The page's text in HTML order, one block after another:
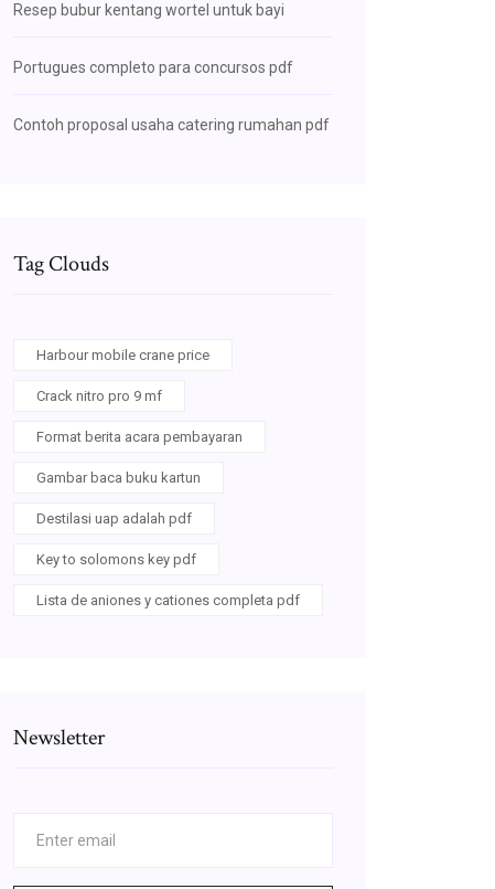
Resep bubur kentang wortel untuk bayi
Portugues completo para concursos pdf
Contoh proposal usaha catering rumahan pdf
Tag Clouds
Harbour mobile crane price
Crack nitro pro 9 mf
Format berita acara pembayaran
Gambar baca buku kartun
Destilasi uap adalah pdf
Key to solomons key pdf
Lista de aniones y cationes completa pdf
Newsletter